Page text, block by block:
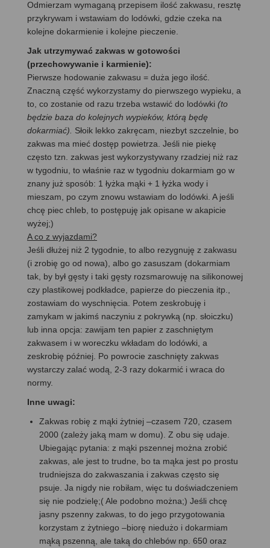
Odmierzam wymaganą przepisem ilość zakwasu, resztę
przykrywam i wstawiam do lodówki, gdzie czeka na
kolejne dokarmienie i kolejne pieczenie.
Jak utrzymywać zakwas w gotowości
(przechowywanie i karmienie):
Pierwsze hodowanie zakwasu = duża jego ilość.
Znaczną część wykorzystamy do pierwszego wypieku, a
to, co zostanie od razu trzeba wstawić do lodówki (to
będzie baza do kolejnych wypieków, którą będę
dokarmiać).
Słoik lekko zakręcam, niezbyt szczelnie, bo
zakwas ma mieć dostęp powietrza. Jeśli nie piekę
często tzn. zakwas jest wykorzystywany rzadziej niż raz
w tygodniu, to właśnie raz w tygodniu dokarmiam go w
znany już sposób: 1 łyżka mąki + 1 łyżka wody i
mieszam, po czym znowu wstawiam do lodówki. A jeśli
chcę piec chleb, to postępuję jak opisane w akapicie
wyżej;)
A co z wyjazdami?
Jeśli dłużej niż 2 tygodnie, to albo rezygnuję z zakwasu
(i zrobię go od nowa), albo go zasuszam (dokarmiam
tak, by był gęsty i taki gęsty rozsmarowuję na silikonowej
czy plastikowej podkładce, papierze do pieczenia itp.,
zostawiam do wyschnięcia. Potem zeskrobuję i
zamykam w jakimś naczyniu z pokrywką (np. słoiczku)
lub inna opcja: zawijam ten papier z zaschniętym
zakwasem i w woreczku wkładam do lodówki, a
zeskrobię później. Po powrocie zaschnięty zakwas
wystarczy zalać wodą, 2-3 razy dokarmić i wraca do
normy.
Inne uwagi:
Zakwas robię z mąki żytniej –czasem 720, czasem
2000 (zależy jaką mam w domu). Z obu się udaje.
Ubiegając pytania: z mąki pszennej można zrobić
zakwas, ale jest to trudne, bo ta mąka jest po prostu
trudniejsza do zakwaszania i zakwas często się
psuje. Ja nigdy nie robiłam, więc tu doświadczeniem
się nie podzielę;( Ale podobno można;) Jeśli chcę
jasny pszenny zakwas, to do jego przygotowania
korzystam z żytniego –biorę niedużo i dokarmiam
mąką pszenną, ale taką do chlebów np. 650 oraz